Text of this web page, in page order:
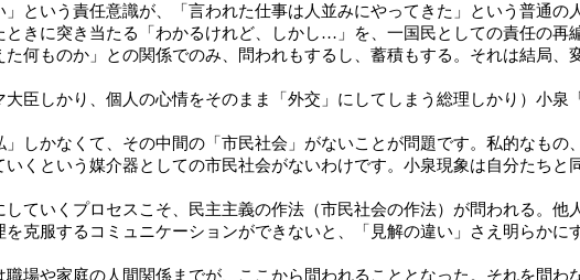
という責任意識が、「言われた仕事は人並みにやってきた」という普通
きに突き当たる「わかるけれど、しかし…」を、一国民としての責任の再
何ものか」との関係でのみ、問われもするし、蓄積もする。それは結局
臣しかり、個人の心情をそのまま「外交」にしてしまう総理しかり）小
しかなくて、その中間の「市民社会」がないことが問題です。私的なも
くという媒介器としての市民社会がないわけです。小泉現象は自分たち
ていくプロセスこそ、民主主義の作法（市民社会の作法）が問われる。
克服するコミュニケーションができないと、「見解の違い」さえ明らか
場や家庭の人間関係までが、ここから問われることとなった。それを問わ